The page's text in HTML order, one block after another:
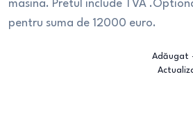
masina. Pretul include TVA
pentru suma de 12000 euro.
Adăugat